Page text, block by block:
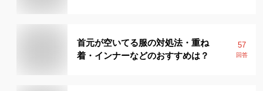
首元が空いてる服の対処法・重ね
着・インナーなどのおすすめは？
57
回答